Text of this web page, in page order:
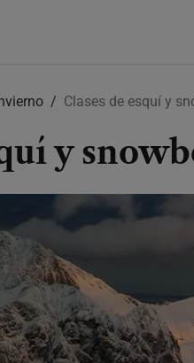
Clases de esquí y
y